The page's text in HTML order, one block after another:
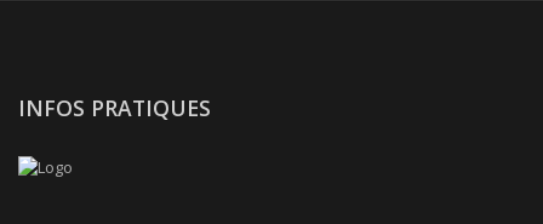
INFOS PRATIQUES